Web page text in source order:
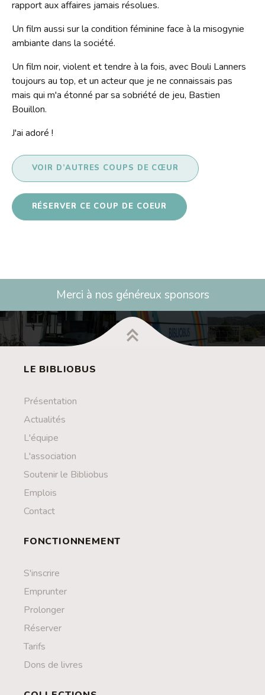
Contact
Liens
rapport aux affaires jamais résolues.
Un film aussi sur la condition féminine face à la misogynie
ambiante dans la société.
Un film noir, violent et tendre à la fois, avec Bouli Lanners
toujours au top, et un acteur que je ne connaissais pas
mais qui m'a étonné par sa sobriété de jeu, Bastien
Bouillon.
J'ai adoré !
VOIR D’AUTRES COUPS DE CŒUR
RÉSERVER CE COUP DE COEUR
Merci à nos généreux sponsors
LE BIBLIOBUS
Présentation
Actualités
L'équipe
L'association
Soutenir le Bibliobus
Emplois
Contact
FONCTIONNEMENT
S'inscrire
Emprunter
Prolonger
Réserver
Tarifs
Dons de livres